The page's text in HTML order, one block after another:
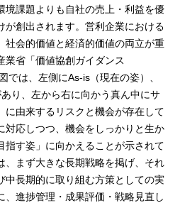
境課題よりも自社の売上・利益を優
が創出されます。営利企業における
社会的価値と経済的価値の両立が重
業省「価値協創ガイダンス
では、左側にAs-is（現在の姿）、
り、左から右に向かう真ん中にサ
に由来するリスクと機会が存在して
対応しつつ、機会をしっかりと生か
指す姿」に向かえることが示されて
、まず大きな長期戦略を掲げ、それ
中長期的に取り組む方策としての実
、進捗管理・成果評価・戦略見直し